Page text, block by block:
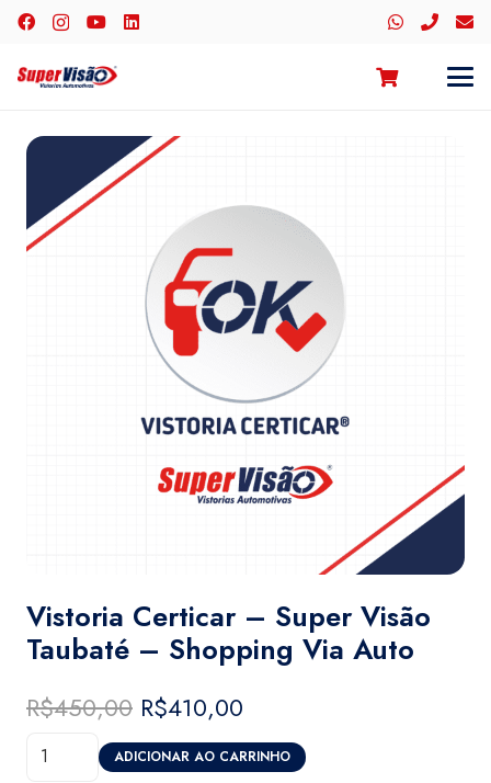
Vistoria Certicar – Super Visão
Taubaté – Shopping Via Auto
R$450,00 O
preço
original
R$410,00
preço
atual
Vistoria
ADICIONAR AO CARRINHO